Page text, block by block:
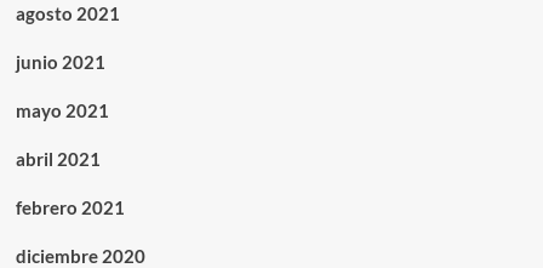
agosto 2021
junio 2021
mayo 2021
abril 2021
febrero 2021
diciembre 2020